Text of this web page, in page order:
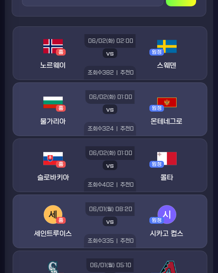
홈
노르웨이
vs 원정
스웨덴
06/02(화) 02:00
조회수382 추천 0
홈
불가리아
vs 원정
몬테네그로
06/02(화) 01:00
조회수324 추천 0
홈
슬로바키아
vs 원정
몰타
06/02(화) 01:00
조회수402 추천 0
홈
세인트루이스
vs 원정
시카고 컵스
06/01(월) 08:20
조회수335 추천 0
06/01(월) 05:10